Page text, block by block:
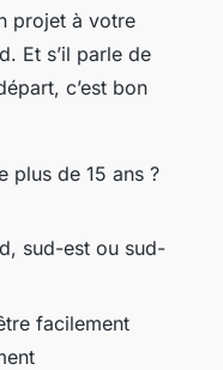
projet à votre
Et s’il parle de
c’est bon
plus de 15 ans ?
sud-est ou sud-
facilement